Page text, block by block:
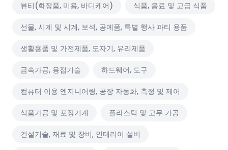
뷰티(화장품, 미용, 바디케어) 식품, 음료 및 고급 식품
선물, 시계 및 시계, 보석, 공예품, 특별 행사 파티 용품
생활용품 및 가전제품, 도자기, 유리제품
금속가공, 용접기술 하드웨어, 도구
컴퓨터 이용 엔지니어링, 공장 자동화, 측정 및 제어
식품가공 및 포장기계 플라스틱 및 고무 가공
건설기술, 재료 및 장비, 인테리어 설비